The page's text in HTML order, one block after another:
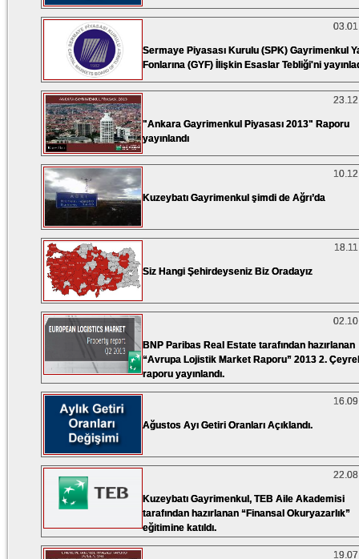
Sermaye Piyasası Kurulu (SPK) Gayrimenkul
Fonlarına (GYF) İlişkin Esaslar Tebliği'ni
"Ankara Gayrimenkul Piyasası 2013" Raporu
yayınlandı
Kuzeybatı Gayrimenkul şimdi de Ağrı’da
Siz Hangi Şehirdeyseniz Biz Oradayız
BNP Paribas Real Estate tarafından hazırlanan
“Avrupa Lojistik Market Raporu” 2013 2.
raporu yayınlandı.
Ağustos Ayı Getiri Oranları Açıklandı.
Kuzeybatı Gayrimenkul, TEB Aile Akademisi
tarafından hazırlanan “Finansal Okuryazarlık”
eğitimine katıldı.